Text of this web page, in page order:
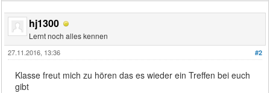
hj1300
Lernt noch alles kennen
#2
27.11.2016, 13:36
Klasse freut mich zu hören das es wieder ein Treffen bei euch
gibt